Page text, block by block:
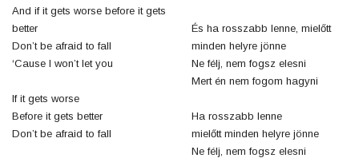
And if it gets worse before it gets
better
Don’t be afraid to fall
‘Cause I won’t let you
If it gets worse
Before it gets better
Don’t be afraid to fall
És ha rosszabb lenne, mielőtt
minden helyre jönne
Ne félj, nem fogsz elesni
Mert én nem fogom hagyni
Ha rosszabb lenne
mielőtt minden helyre jönne
Ne félj, nem fogsz elesni